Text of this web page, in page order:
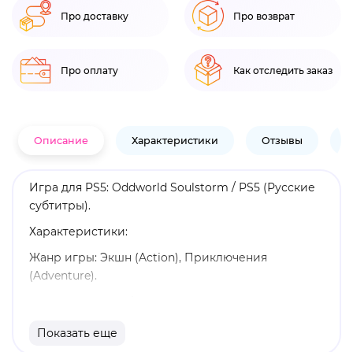
Про доставку Про возврат
Про оплату Как отследить заказ
Описание Характеристики Отзывы
Игра для PS5: Oddworld Soulstorm / PS5 (Русские
субтитры).
Характеристики:
Жанр игры: Экшн (Action), Приключения
(Adventure).
Издатель: Microids.
Показать еще